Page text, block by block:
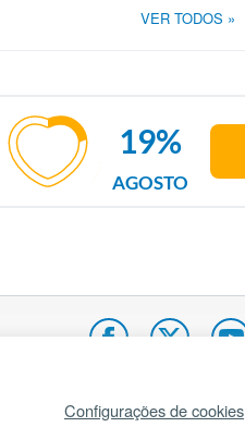
VER TODOS »
AGOSTO
19%
Mapa do site Internacional
Configurações de cookies